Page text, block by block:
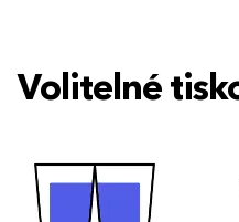
Volitelné